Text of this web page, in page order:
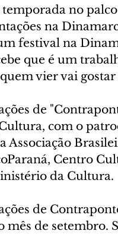
no
na
festival na
que é um
vier vai
de
com o
Associação
Centro
da Cultura.
de
mês de setembro.